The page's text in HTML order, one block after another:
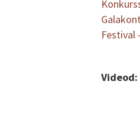
Festival
Videod: